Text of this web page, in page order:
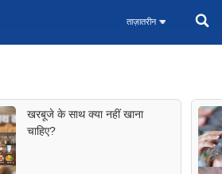
ताज़ातरीन
खरबूजे के साथ क्या नहीं खाना
चाहिए?